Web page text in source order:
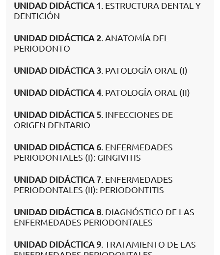
UNIDAD DIDÁCTICA 1. ESTRUCTURA DENTAL Y
DENTICIÓN
UNIDAD DIDÁCTICA 2. ANATOMÍA DEL
PERIODONTO
UNIDAD DIDÁCTICA 3. PATOLOGÍA ORAL (I)
UNIDAD DIDÁCTICA 4. PATOLOGÍA ORAL (II)
UNIDAD DIDÁCTICA 5. INFECCIONES DE
ORIGEN DENTARIO
UNIDAD DIDÁCTICA 6. ENFERMEDADES
PERIODONTALES (I): GINGIVITIS
UNIDAD DIDÁCTICA 7. ENFERMEDADES
PERIODONTALES (II): PERIODONTITIS
UNIDAD DIDÁCTICA 8. DIAGNÓSTICO DE LAS
ENFERMEDADES PERIODONTALES
UNIDAD DIDÁCTICA 9. TRATAMIENTO DE LAS